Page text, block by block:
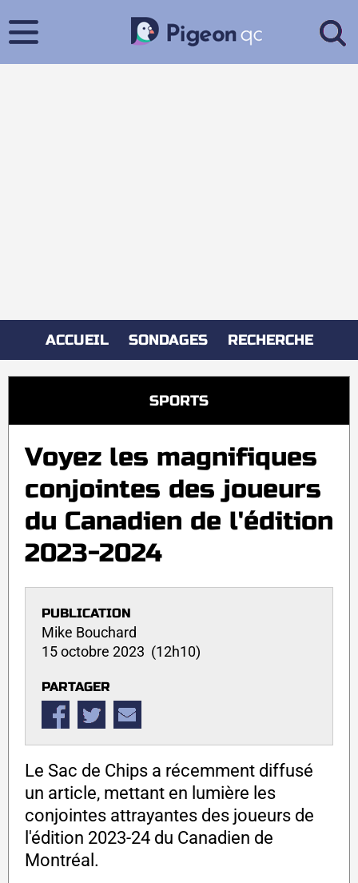
ACCUEIL SONDAGES RECHERCHE
SPORTS
Voyez les magnifiques
conjointes des joueurs
du Canadien de l'édition
2023-2024
PUBLICATION
Mike Bouchard
15 octobre 2023 (12h10)
PARTAGER
Le Sac de Chips a récemment diffusé
un article, mettant en lumière les
conjointes attrayantes des joueurs de
l'édition 2023-24 du Canadien de
Montréal.